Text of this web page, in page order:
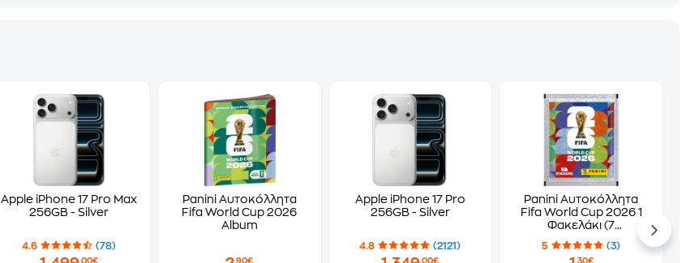
Apple iPhone 17 Pro Max
256GB - Silver
4.6 (78)
,00€
Panini Αυτοκόλλητα
Fifa World Cup 2026
Album
,90€
Apple iPhone 17 Pro
256GB - Silver
4.8 (2121)
,00€
Panini Αυτοκόλλητα
Fifa World Cup 2026 1
Φακελάκι (7
Αυτοκόλλητα)
5 (3)
,30€